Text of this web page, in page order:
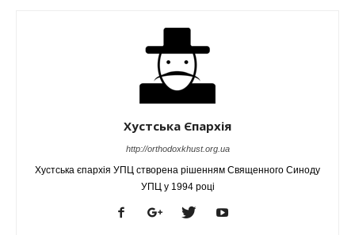
Хустська Єпархія
http://orthodoxkhust.org.ua
Хустська єпархія УПЦ створена рішенням Священного Синоду
УПЦ у 1994 році